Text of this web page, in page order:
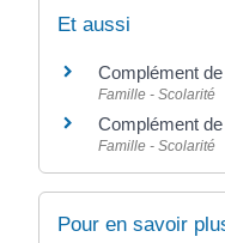
Et aussi
Complément
Famille - Scolarité
Complément
Famille - Scolarité
Pour en savoir